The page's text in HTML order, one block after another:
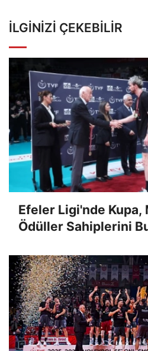
İLGINIZI ÇEKEBILIR
Efeler Ligi'nde Kupa,
Ödüller Sahiplerini